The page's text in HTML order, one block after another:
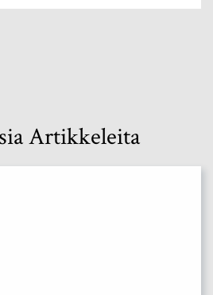
Artikkeleita